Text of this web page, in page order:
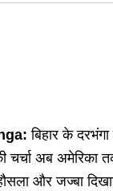
बिहार के
चर्चा अब अमेरिका
और जज्बा